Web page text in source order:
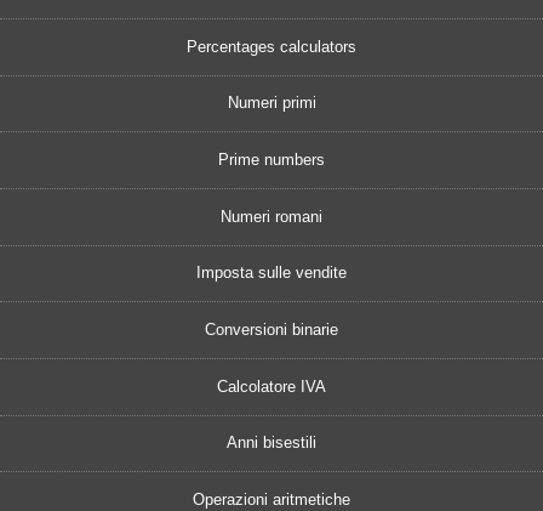
Percentages calculators
Numeri primi
Prime numbers
Numeri romani
Imposta sulle vendite
Conversioni binarie
Calcolatore IVA
Anni bisestili
Operazioni aritmetiche